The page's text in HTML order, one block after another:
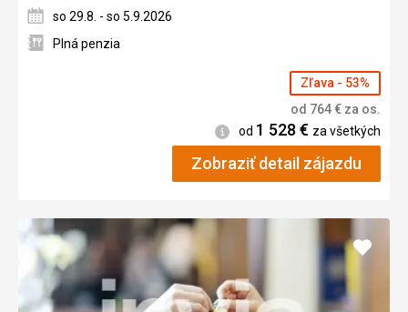
so 29.8. - so 5.9.2026
Plná penzia
Zľava - 53%
od 764€ za os.
Informácie
od 1 528 € za všetkých
Zobraziť detail zájazdu
Pridať